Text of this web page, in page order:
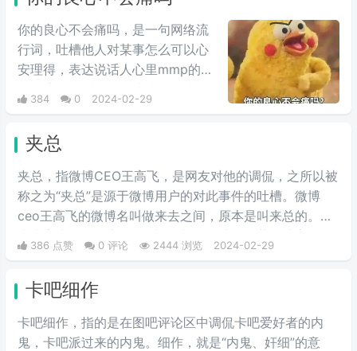
爱，由于这个背景音乐很上头，引
起很多抖友跟风。
你的良心不会痛吗，是一句网络流
行词，吐槽他人对某事怎么可以心
安理得，表达说话人心里mmp的心
情。这里的“痛”含有“内疚、愧疚、
不好意思”等含义，并不是“疼痛”的
会内疚吗，来源于热图鹦鹉兄弟表
情包，火于知乎，该词也被《咬文
嚼字》评为2017年度十大流行语之
一，现在多用于聊天中的表情包。
384 0 2024-02-29
夹总
夹总，指微博CEO王高飞，是网友对他的调侃，之所以被
称之为“夹总”是源于微博用户的对此事件的吐槽。微博
ceo王高飞的微博名叫做来去之间，原本是叫来总的。因
为来字去掉一竖之后是“夹”，并且微博把屏蔽敏感字的行
为称为“夹”，所以来去之间喜提夹总这一称号。
386 点赞 0 评论 2444 浏览 2024-02-29
卡吧细作
卡吧细作，指的是在图吧评论区中调侃卡吧爱好者的内
鬼，卡吧派过来的内鬼。细作，就是“内鬼、奸细”的意